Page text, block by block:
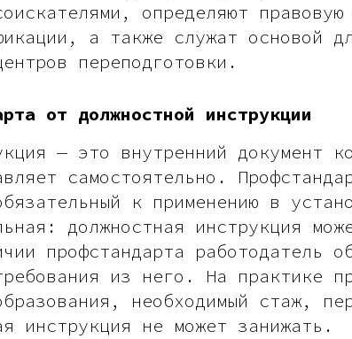
определяют
а также служат основой
переподготовки.
от должностной инструкции
— это внутренний документ
самостоятельно.
к применению в
должностная инструкция
профстандарта работодатель
из него. На практике
необходимый стаж,
инструкция не может занижать.